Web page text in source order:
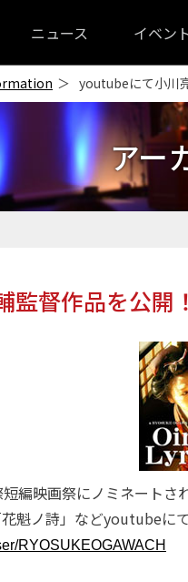
ニュース イベン
youtubeにて小川
アー
督作品を公開
編映画祭にノミネート
魁ノ詩」などyoutubeに
RYOSUKEOGAWACH